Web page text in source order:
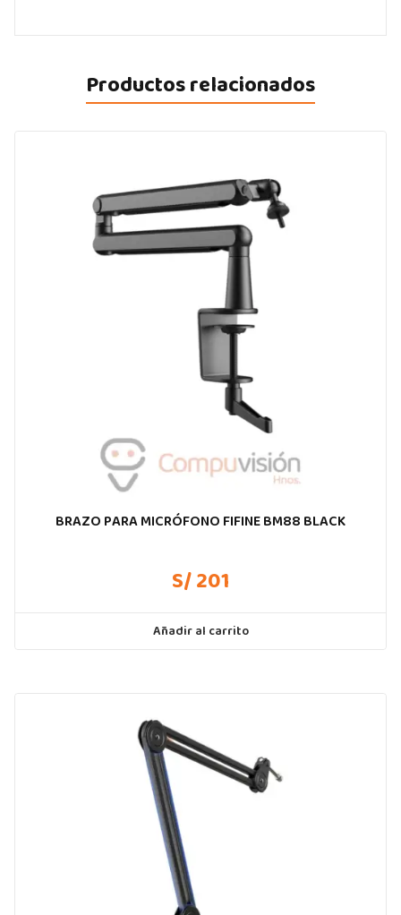
Productos relacionados
BRAZO PARA MICRÓFONO FIFINE BM88 BLACK
S/ 201
Añadir al carrito